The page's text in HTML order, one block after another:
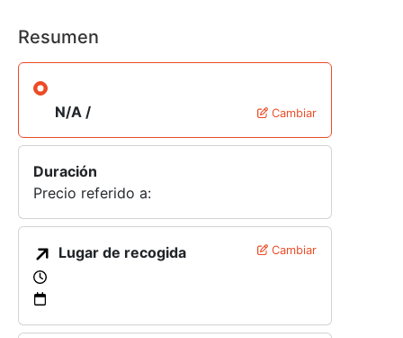
Resumen
N/A / Cambiar
Duración
Precio referido a:
Lugar de recogida Cambiar